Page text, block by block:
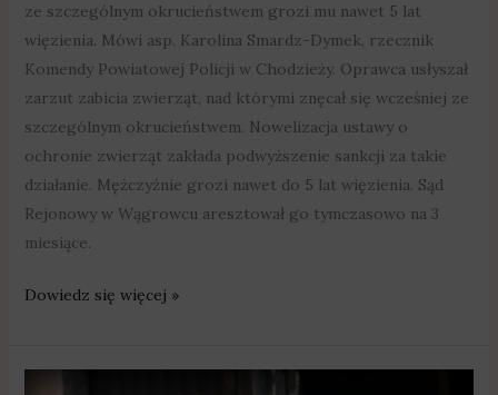
ze szczególnym okrucieństwem grozi mu nawet 5 lat
więzienia. Mówi asp. Karolina Smardz-Dymek, rzecznik
Komendy Powiatowej Policji w Chodzieży. Oprawca usłyszał
zarzut zabicia zwierząt, nad którymi znęcał się wcześniej ze
szczególnym okrucieństwem. Nowelizacja ustawy o
ochronie zwierząt zakłada podwyższenie sankcji za takie
działanie. Mężczyźnie grozi nawet do 5 lat więzienia. Sąd
Rejonowy w Wągrowcu aresztował go tymczasowo na 3
miesiące.
Dowiedz się więcej »